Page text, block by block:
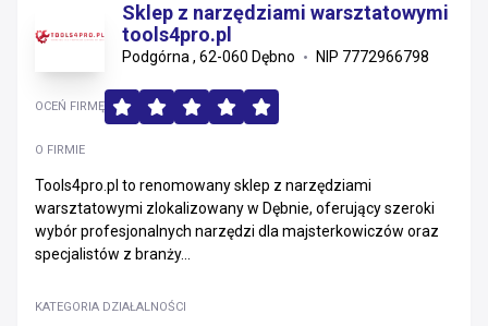
Sklep z narzędziami warsztatowymi
tools4pro.pl
Podgórna , 62-060 Dębno NIP 7772966798
O FIRMIE
Tools4pro.pl to renomowany sklep z narzędziami
warsztatowymi zlokalizowany w Dębnie, oferujący szeroki
wybór profesjonalnych narzędzi dla majsterkowiczów oraz
specjalistów z branży...
KATEGORIA DZIAŁALNOŚCI
OCEŃ FIRMĘ